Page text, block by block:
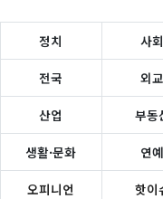
정치 사회
전국 외교
산업 부동
생활·문화 연예
오피니언 핫이